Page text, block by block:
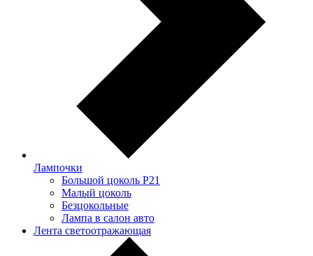
Лампочки
Большой цоколь P21
Малый цоколь
Безцокольные
Лампа в салон авто
Лента светоотражающая